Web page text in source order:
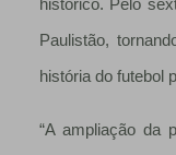
histórico. Pelo
Paulistão,
história do futebol
“A ampliação da